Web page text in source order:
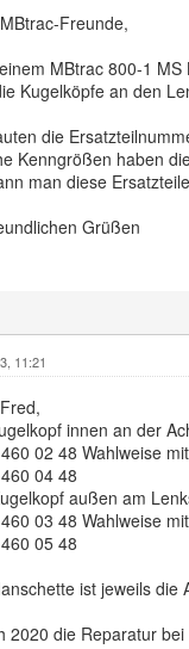
Freunde,
MBtrac 800-1
Kugelköpfe an den
die
Kenngrößen haben
man diese
Grüßen
11:21
innen an der
02 48 Wahlweise mit
04 48
außen am
03 48 Wahlweise mit
05 48
ist jeweils die
2020 die Reparatur